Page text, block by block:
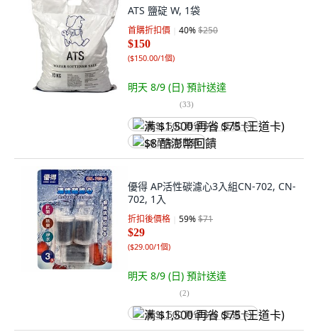
ATS 鹽碇 W, 1袋
首購折扣價 40%$250
$150
($150.00/1個)
明天 8/9 (日) 預計送達
(33)
满 $1,500 再省 $75 (王道卡)
$8 酷澎幣回饋
優得 AP活性碳濾心3入組CN-702, CN-
702, 1入
折扣後價格 59%$71
$29
($29.00/1個)
明天 8/9 (日) 預計送達
(2)
满 $1,500 再省 $75 (王道卡)